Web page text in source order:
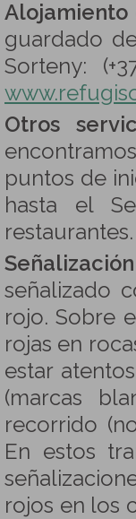
guardado
Sorteny:
Otros
puntos de
hasta el
restaurantes.
señalizado
rojo. Sobre
rojas en
estar
(marcas
recorrido
En estos
rojos en los